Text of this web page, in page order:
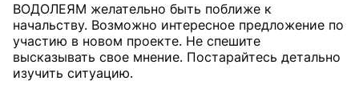
ВОДОЛЕЯМ желательно быть поближе к
начальству. Возможно интересное предложение по
участию в новом проекте. Не спешите
высказывать свое мнение. Постарайтесь детально
изучить ситуацию.